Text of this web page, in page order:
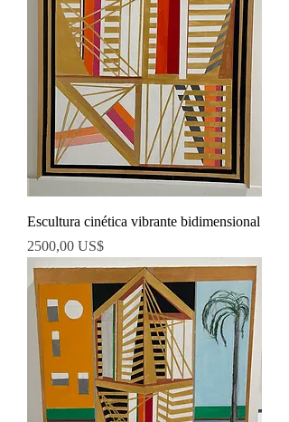
Escultura cinética vibrante bidimensional
Precio
2500,00 US$